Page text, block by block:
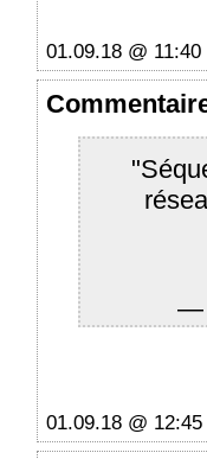
01.09.18 @ 11:40
—
01.09.18 @ 12:45